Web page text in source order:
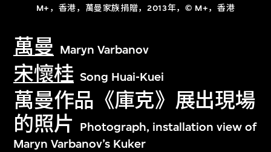
M+，香港，萬曼家族捐贈，2013年，© M+，香港
萬曼 Maryn Varbanov
宋懷桂 Song Huai-Kuei
萬曼作品《庫克》展出現場
的照片 Photograph, installation view of
Maryn Varbanov’s Kuker
探索世界顶级的二十及二十一世纪视觉